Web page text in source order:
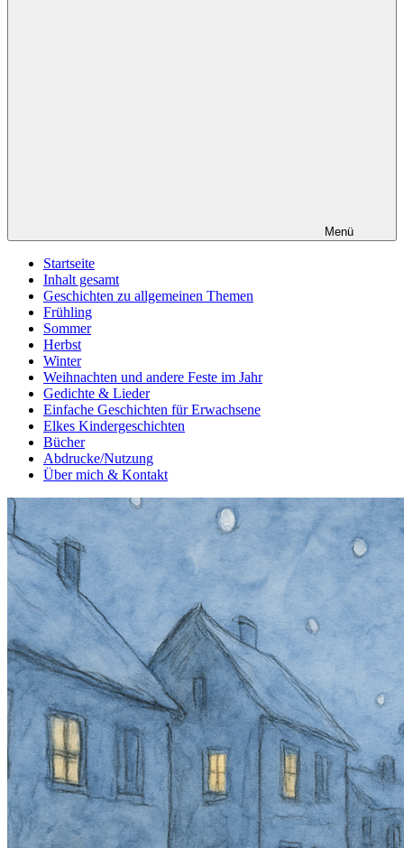
Menü
Startseite
Inhalt gesamt
Geschichten zu allgemeinen Themen
Frühling
Sommer
Herbst
Winter
Weihnachten und andere Feste im Jahr
Gedichte & Lieder
Einfache Geschichten für Erwachsene
Elkes Kindergeschichten
Bücher
Abdrucke/Nutzung
Über mich & Kontakt